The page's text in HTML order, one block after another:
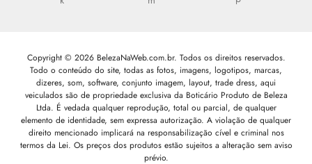
Copyright © 2026 BelezaNaWeb.com.br. Todos os direitos reservados.
Todo o conteúdo do site, todas as fotos, imagens, logotipos, marcas,
dizeres, som, software, conjunto imagem, layout, trade dress, aqui
veiculados são de propriedade exclusiva da Boticário Produto de Beleza
Ltda. É vedada qualquer reprodução, total ou parcial, de qualquer
elemento de identidade, sem expressa autorização. A violação de qualquer
direito mencionado implicará na responsabilização cível e criminal nos
termos da Lei. Os preços dos produtos estão sujeitos a alteração sem aviso
prévio.